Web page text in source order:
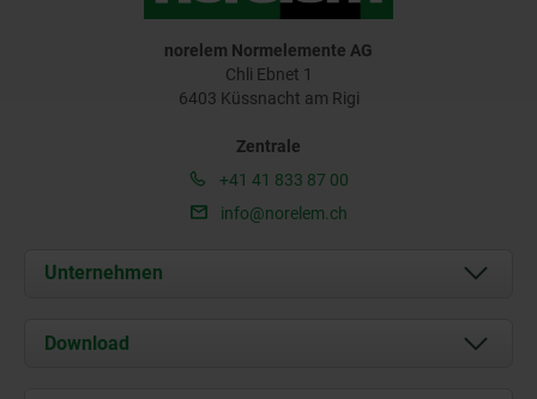
norelem Normelemente AG
Chli Ebnet 1
6403 Küssnacht am Rigi
Zentrale
+41 41 833 87 00
info@norelem.ch
Unternehmen
Über uns
Download